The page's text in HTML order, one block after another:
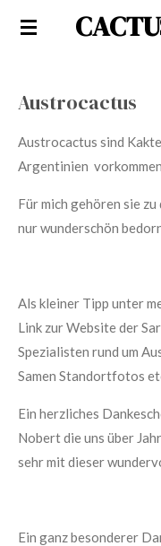
Zum
Austrocactus
Austrocactus sind
Argentinien
Für mich gehören sie
nur wunderschön
Als kleiner Tipp unter
Link zur Website der
Spezialisten rund um
Samen Standortfotos
Ein herzliches
Nobert die uns über
sehr mit dieser
Ein ganz besonderer